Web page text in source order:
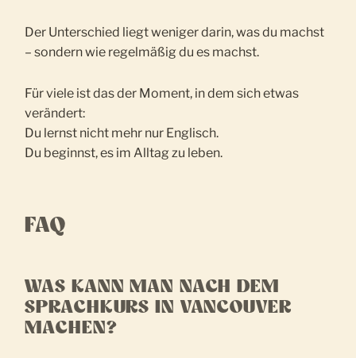
Der Unterschied liegt weniger darin, was du machst
– sondern wie regelmäßig du es machst.
Für viele ist das der Moment, in dem sich etwas
verändert:
Du lernst nicht mehr nur Englisch.
Du beginnst, es im Alltag zu leben.
FAQ
WAS KANN MAN NACH DEM
SPRACHKURS IN VANCOUVER
MACHEN?